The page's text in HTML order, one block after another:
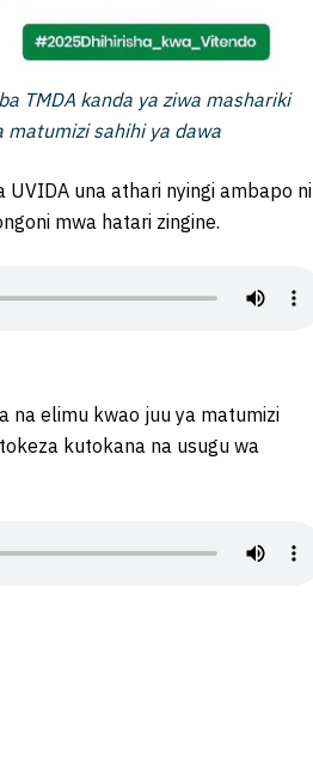
TMDA kanda ya ziwa mashariki
matumizi sahihi ya dawa
UVIDA una athari nyingi ambapo ni
mwa hatari zingine.
na elimu kwao juu ya matumizi
kutokana na usugu wa